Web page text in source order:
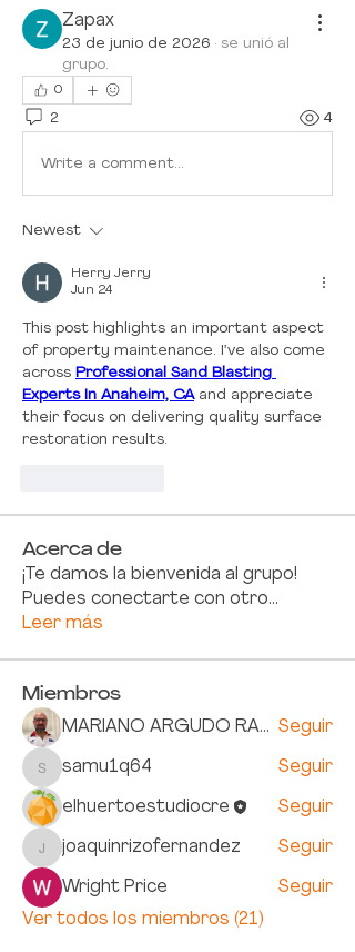
Zapax
23 de junio de 2026 · se unió al
grupo.
0
2 4
Write a comment...
Newest
Herry Jerry
Jun 24
This post highlights an important aspect
of property maintenance. I’ve also come
across Professional Sand Blasting
Experts In Anaheim, CA and appreciate
their focus on delivering quality surface
restoration results.
Acerca de
¡Te damos la bienvenida al grupo!
Puedes conectarte con otro...
Leer más
Miembros
MARIANO ARGUDO RAMIREZ Seguir
samu1q64
samu1q64 Seguir
elhuertoestudiocre Seguir
joaquinrizofernandez
joaquinrizofernandez Seguir
Wright Price
Seguir
Ver todos los miembros (21)